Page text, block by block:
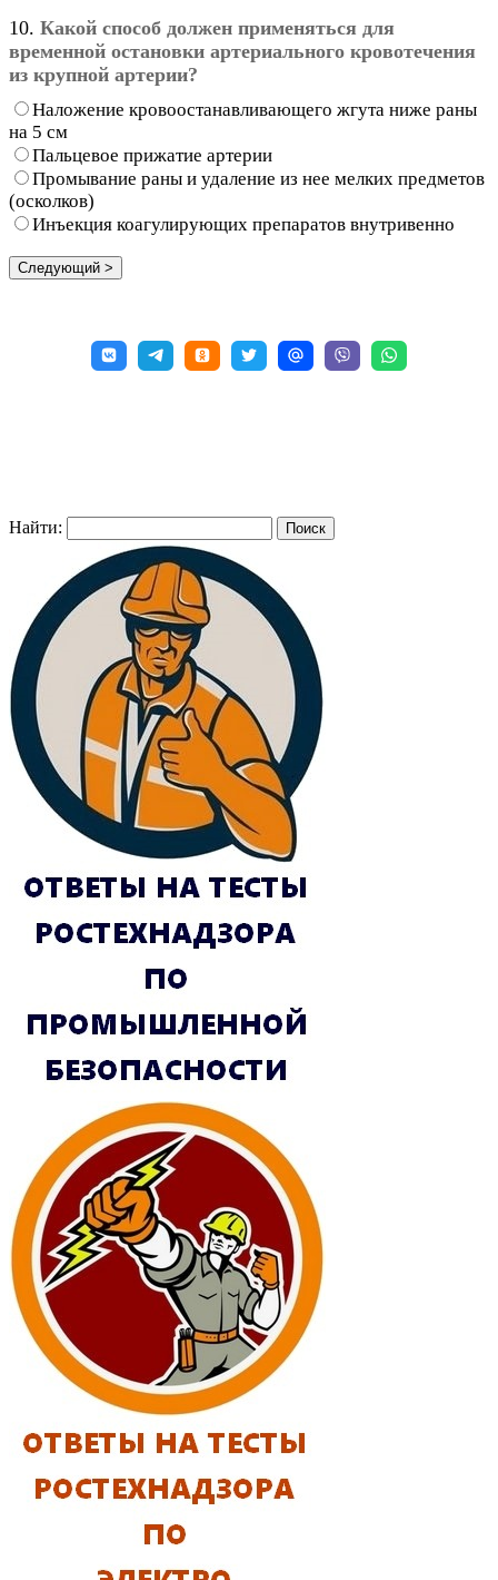
10. Какой способ должен применяться для
временной остановки артериального кровотечения
из крупной артерии?
Наложение кровоостанавливающего жгута ниже раны
на 5 см
Пальцевое прижатие артерии
Промывание раны и удаление из нее мелких предметов
(осколков)
Инъекция коагулирующих препаратов внутривенно
Найти: